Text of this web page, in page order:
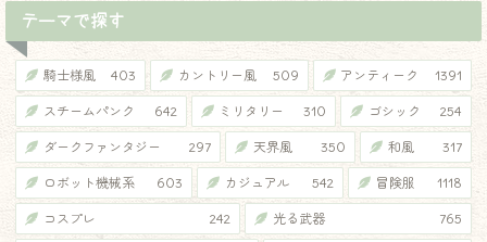
テーマで探す
騎士様風 403 カントリー風 509 アンティーク 1391
スチームパンク 642 ミリタリー 310 ゴシック 254
ダークファンタジー 297 天界風 350 和風 317
ロボット機械系 603 カジュアル 542 冒険服 1118
コスプレ 242 光る武器 765